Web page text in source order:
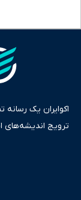
اکوایران یک
ترویج اندیشه‌های
ایران و جهان را
پایش می‌کند. این
اطلاع‌رسانی صرف،
سرمایه‌گذاری،